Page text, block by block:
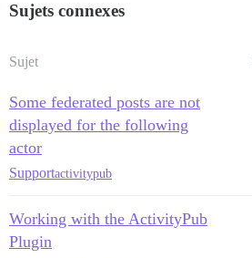
Sujets connexes
Sujet
Some federated posts are not
displayed for the following
actor
Supportactivitypub
Working with the ActivityPub
Plugin